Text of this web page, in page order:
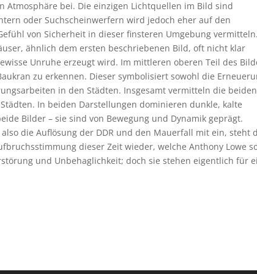
Atmosphäre bei. Die einzigen Lichtquellen im Bild sind
oder Suchscheinwerfern wird jedoch eher auf den
von Sicherheit in dieser finsteren Umgebung vermitteln.
ähnlich dem ersten beschriebenen Bild, oft nicht klar
Unruhe erzeugt wird. Im mittleren oberen Teil des
zu erkennen. Dieser symbolisiert sowohl die
in den Städten. Insgesamt vermitteln die beiden
In beiden Darstellungen dominieren dunkle, kalte
Bilder – sie sind von Bewegung und Dynamik geprägt.
die Auflösung der DDR und den Mauerfall mit ein, steht
dieser Zeit wieder, welche Anthony Lowe
und Unbehaglichkeit; doch sie stehen eigentlich für